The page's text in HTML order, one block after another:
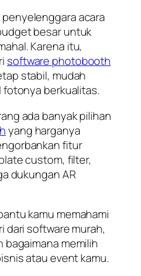
acara
besar untuk
Karena itu,
software photobooth
stabil, mudah
fotonya berkualitas.
ada banyak pilihan
yang harganya
fitur
custom, filter,
dukungan AR
kamu memahami
dari software murah,
memilih
atau event kamu.